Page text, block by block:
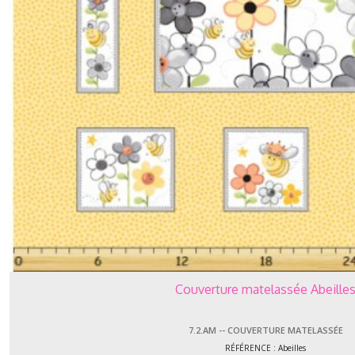
Couverture matelassée
7.2.AM -- COUVERTURE MATELASSÉE
RÉFÉRENCE : Abeilles
Afficher
les
résultats